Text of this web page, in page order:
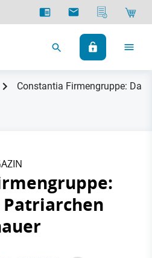
Constantia Firmengruppe: Das
Patriarchen